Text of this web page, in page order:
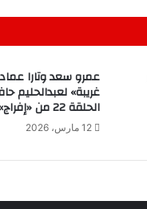
عمرو سعد وتارا
غريبة» لعبدالحليم
الحلقة 22 من «إفراج»
12 مارس، 2026